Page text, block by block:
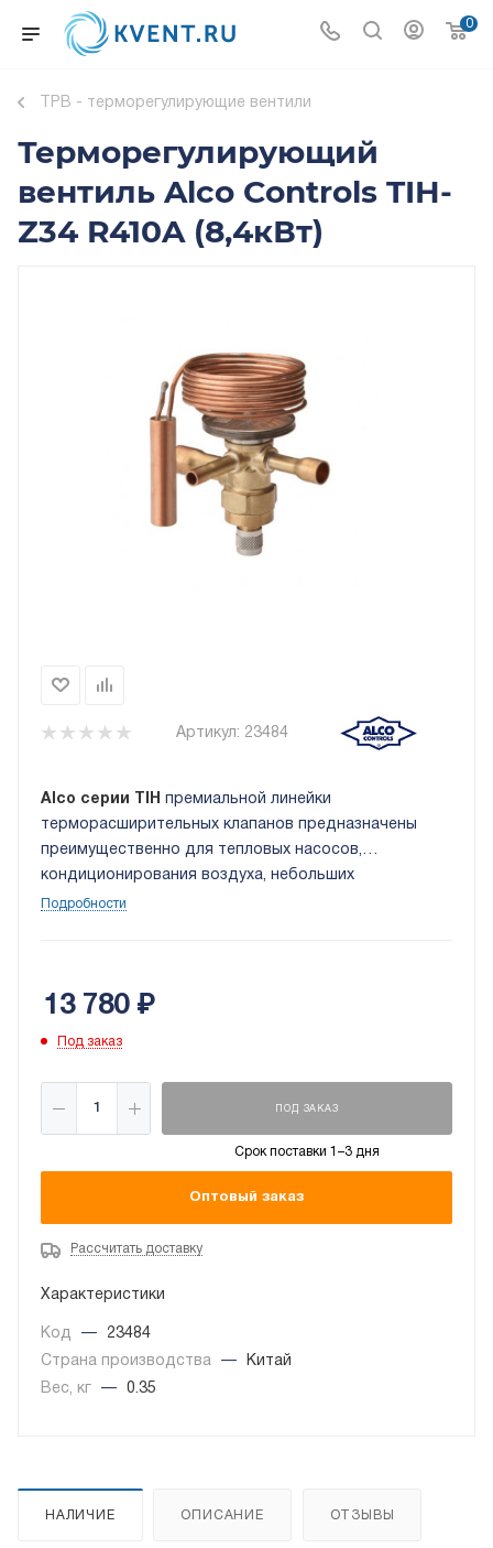
0
ТРВ - терморегулирующие вентили
Терморегулирующий
вентиль Alco Controls TIH-
Z34 R410A (8,4кВт)
Артикул: 23484
Alco серии TIH
премиальной линейки
терморасширительных клапанов предназначены
преимущественно для тепловых насосов,
кондиционирования воздуха, небольших
охладителей, прецизионных систем охлаждения и
Подробности
13 780₽
Под заказ
ПОД ЗАКАЗ
Срок поставки 1–3 дня
Оптовый заказ
Рассчитать доставку
Характеристики
Код —
23484
Страна производства
—
Китай
Вес, кг
— 0.35
НАЛИЧИЕ ОПИСАНИЕ ОТЗЫВЫ